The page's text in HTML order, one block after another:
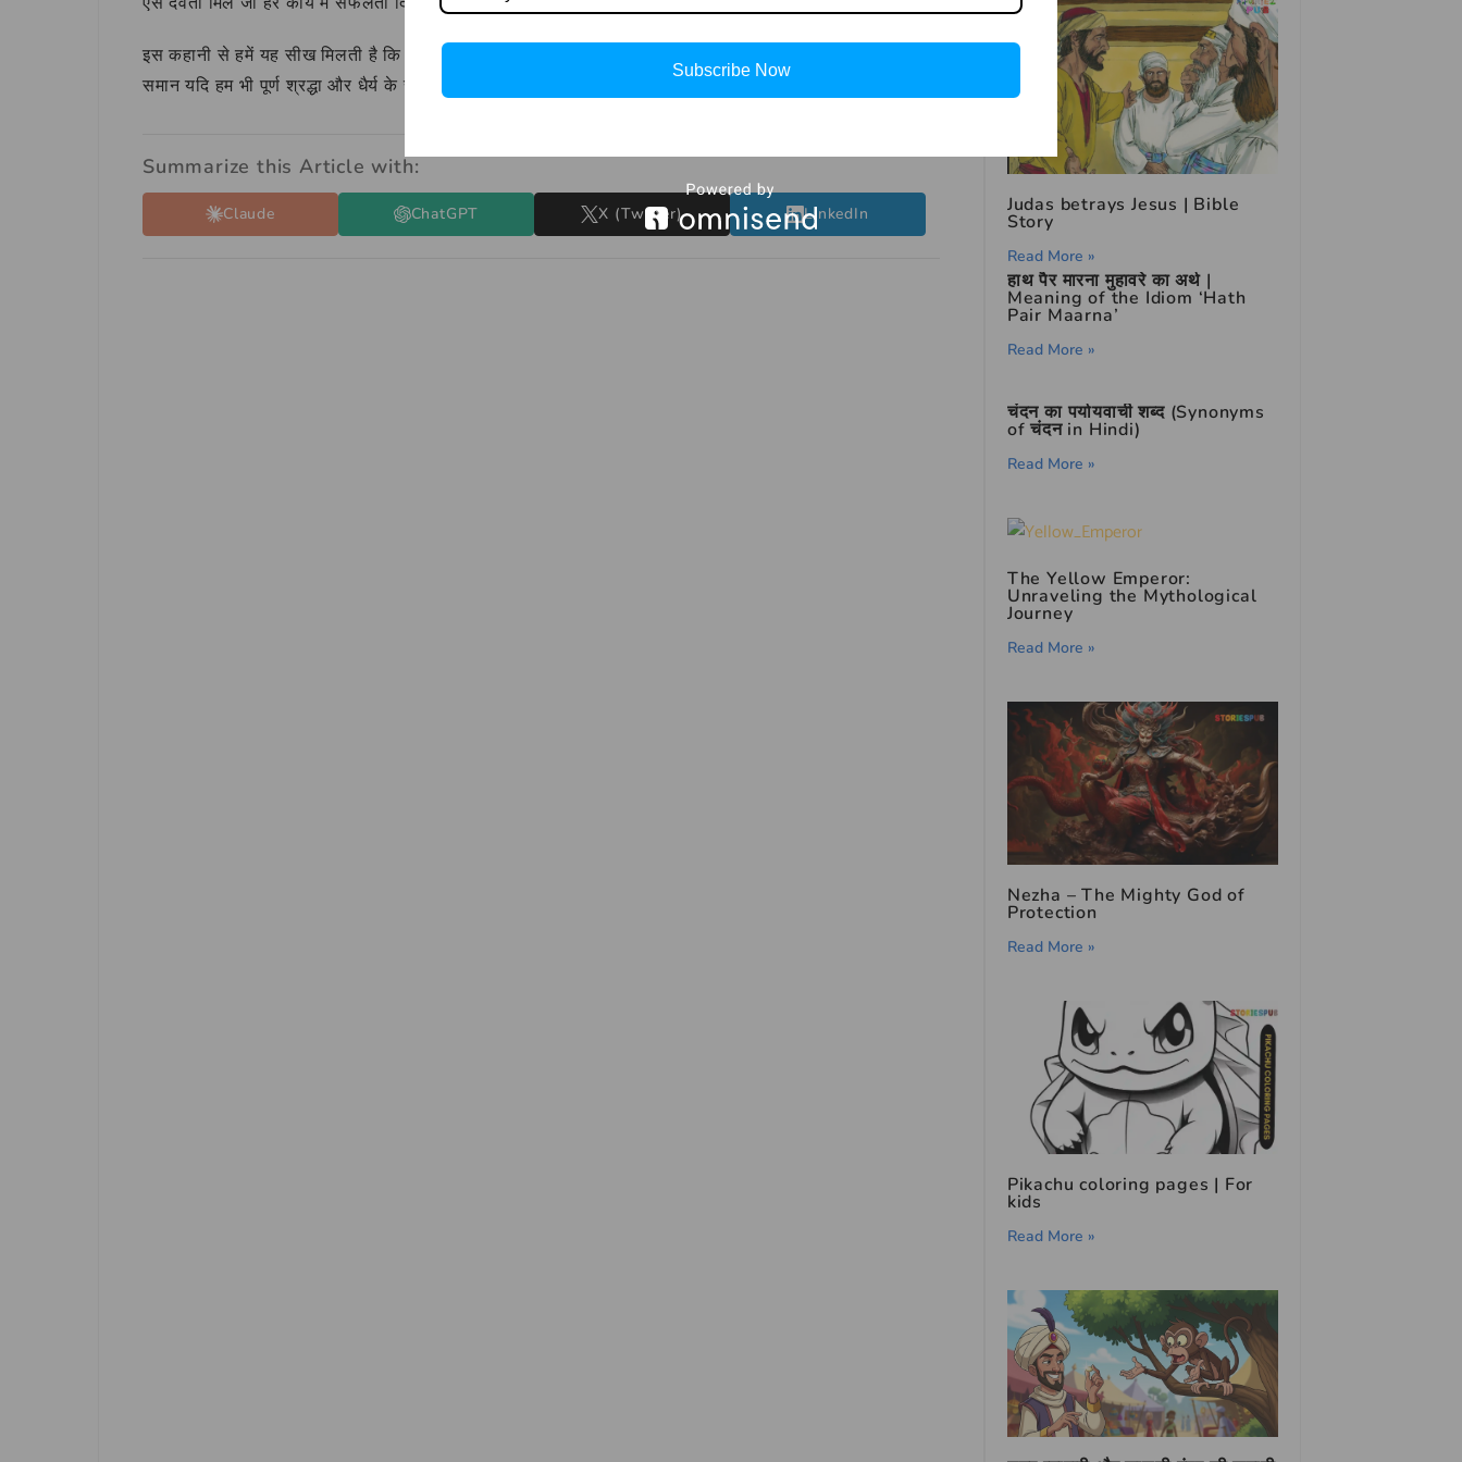
इस कहानी से हमें यह सीख मिलती है कि सच्ची भक्ति और दृढ़ संकल्प से की गई तपस्या अवश्य फल देती है। माता पार्वती के
समान यदि हम भी पूर्ण श्रद्धा और धैर्य के साथ अपने लक्ष्य की ओर बढ़ें तो सफलता अवश्य मिलती है।
Summarize this Article with:
Claude ChatGPT X (Twitter) LinkedIn Judas betrays Jesus | Bible
Story
Read More »
हाथ पैर मारना मुहावरे का अर्थ |
Meaning of the Idiom ‘Hath
Pair Maarna’
Read More »
चंदन का पर्यायवाची शब्द (Synonyms
of चंदन in Hindi)
Read More »
The Yellow Emperor:
Unraveling the Mythological
Journey
Read More »
Nezha – The Mighty God of
Protection
Read More »
Pikachu coloring pages | For
kids
Read More »
Subscribe Now